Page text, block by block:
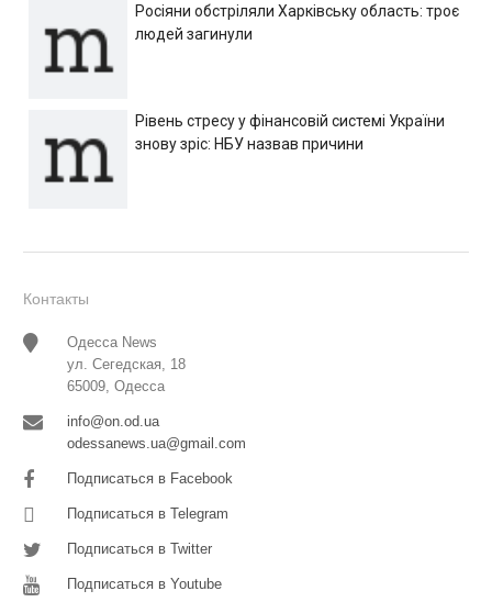
Росіяни обстріляли Харківську область: троє
людей загинули
Рівень стресу у фінансовій системі України
знову зріс: НБУ назвав причини
Контакты
Одесса News
ул. Сегедская, 18
65009, Одесса
info@on.od.ua
odessanews.ua@gmail.com
Подписаться в Facebook
Подписаться в Telegram
Подписаться в Twitter
Подписаться в Youtube